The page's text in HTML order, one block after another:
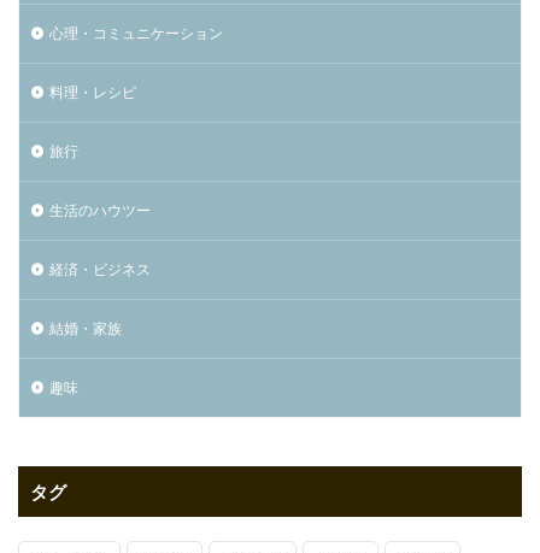
心理・コミュニケーション
料理・レシピ
旅行
生活のハウツー
経済・ビジネス
結婚・家族
趣味
タグ